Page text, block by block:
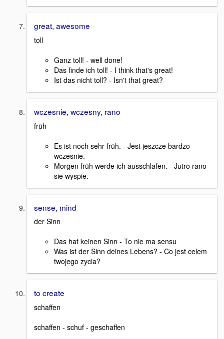
great, awesome
toll
Ganz toll! - well done!
Das finde ich toll! - I think that's great!
Ist das nicht toll? - Isn't that great?
wczesnie, wczesny, rano
früh
Es ist noch sehr früh. - Jest jeszcze bardzo
wczesnie.
Morgen früh werde ich ausschlafen. - Jutro rano
sie wyspie.
sense, mind
der Sinn
Das hat keinen Sinn - To nie ma sensu
Was ist der Sinn deines Lebens? - Co jest celem
twojego zycia?
to create
schaffen
schaffen - schuf - geschaffen